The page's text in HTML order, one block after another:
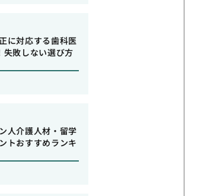
に対応する歯科医
失敗しない選び方
人介護人材・留学
トおすすめランキ